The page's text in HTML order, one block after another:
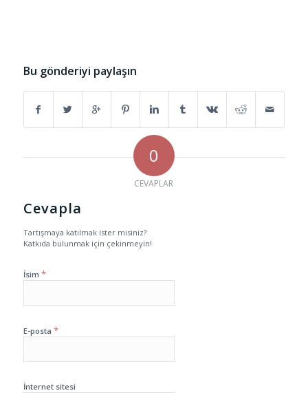
Bu gönderiyi paylaşın
0
CEVAPLAR
Cevapla
Tartışmaya katılmak ister misiniz?
Katkıda bulunmak için çekinmeyin!
İsim *
E-posta *
İnternet sitesi